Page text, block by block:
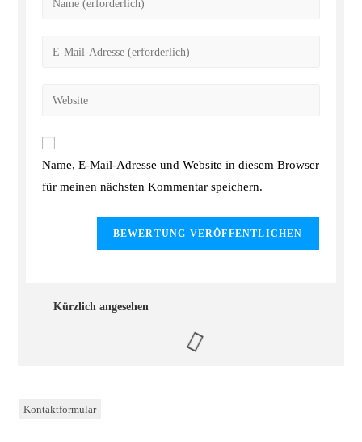
Name, E-Mail-Adresse und Website in diesem Browser
für meinen nächsten Kommentar speichern.
Kürzlich angesehen
Kontaktformular